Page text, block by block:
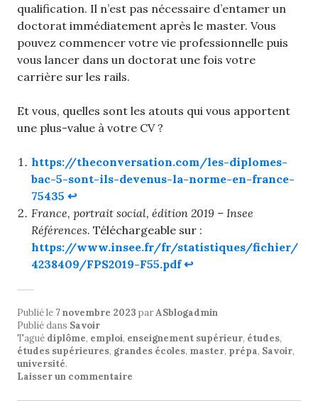
qualification. Il n’est pas nécessaire d’entamer un
doctorat immédiatement après le master. Vous
pouvez commencer votre vie professionnelle puis
vous lancer dans un doctorat une fois votre
carrière sur les rails.
Et vous, quelles sont les atouts qui vous apportent
une plus-value à votre CV ?
https://theconversation.com/les-diplomes-
bac-5-sont-ils-devenus-la-norme-en-france-
75435 ↩︎
France, portrait social, édition 2019 – Insee
Références. Téléchargeable sur :
https://www.insee.fr/fr/statistiques/fichier/
4238409/FPS2019-F55.pdf ↩︎
Publié le 7 novembre 2023 parASblogadmin
Publié dans Savoir
Tagué diplôme, emploi, enseignement supérieur, études,
études supérieures, grandes écoles, master, prépa, Savoir,
université.
Laisser un commentaire